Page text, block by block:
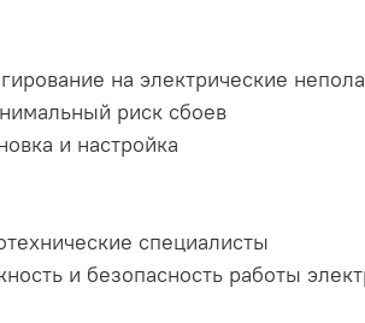
на электрические
риск сбоев
и настройка
специалисты
и безопасность работы